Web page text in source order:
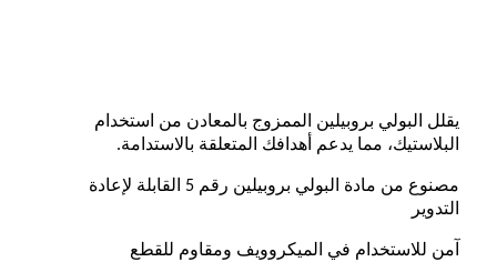
يقلل البولي بروبيلين الممزوج بالمعادن من استخدام
البلاستيك، مما يدعم أهدافك المتعلقة بالاستدامة.
مصنوع من مادة البولي بروبيلين رقم 5 القابلة لإعادة
التدوير
آمن للاستخدام في الميكروويف ومقاوم للقطع